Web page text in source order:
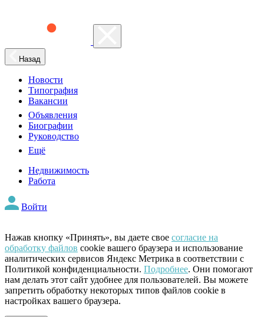
Назад
Новости
Типография
Вакансии
Объявления
Биографии
Руководство
Ещё
Недвижимость
Работа
Войти
Нажав кнопку «Принять», вы даете свое согласие на
обработку файлов cookie вашего браузера и использование
аналитических сервисов Яндекс Метрика в соответствии с
Политикой конфиденциальности. Подробнее. Они помогают
нам делать этот сайт удобнее для пользователей. Вы можете
запретить обработку некоторых типов файлов cookie в
настройках вашего браузера.